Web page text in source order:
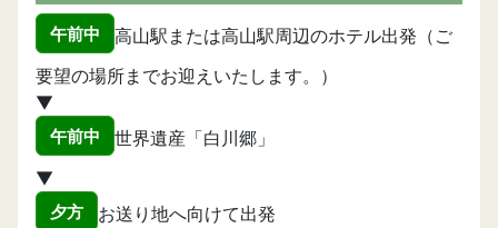
午前中
高山駅または高山駅周辺のホテル出発（ご
要望の場所までお迎えいたします。）
▼
午前中
世界遺産「白川郷」
▼
夕方
お送り地へ向けて出発